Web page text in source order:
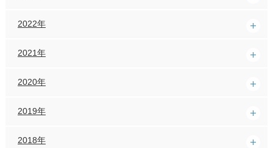
2022年
2021年
2020年
2019年
2018年